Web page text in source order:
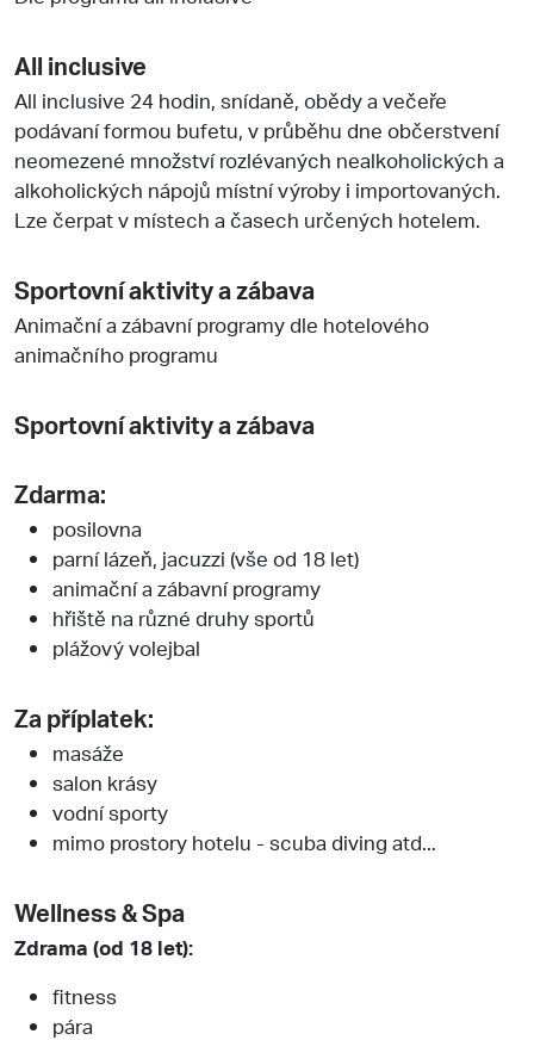
All inclusive
All inclusive 24 hodin, snídaně, obědy a večeře
podávaní formou bufetu, v průběhu dne občerstvení
neomezené množství rozlévaných nealkoholických a
alkoholických nápojů místní výroby i importovaných.
Lze čerpat v místech a časech určených hotelem.
Sportovní aktivity a zábava
Animační a zábavní programy dle hotelového
animačního programu
Sportovní aktivity a zábava
Zdarma:
posilovna
parní lázeň, jacuzzi (vše od 18 let)
animační a zábavní programy
hřiště na různé druhy sportů
plážový volejbal
Za příplatek:
masáže
salon krásy
vodní sporty
mimo prostory hotelu - scuba diving atd...
Wellness & Spa
Zdrama (od 18 let):
fitness
pára